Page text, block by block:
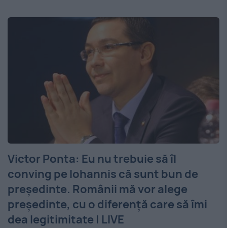
Victor Ponta: Eu nu trebuie să îl
conving pe Iohannis că sunt bun de
preşedinte. Românii mă vor alege
preşedinte, cu o diferenţă care să îmi
dea legitimitate | LIVE